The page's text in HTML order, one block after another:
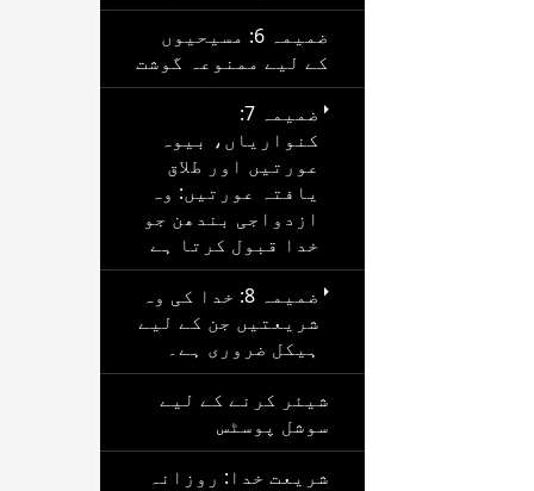
ضمیمہ 6: مسیحیوں
کے لیے ممنوعہ گوشت
ضمیمہ 7:
کنواریاں، بیوہ
عورتیں اور طلاق
یافتہ عورتیں: وہ
ازدواجی بندھن جو
خدا قبول کرتا ہے
ضمیمہ 8: خدا کی وہ
شریعتیں جن کے لیے
ہیکل ضروری ہے۔
شیئر کرنے کے لیے
سوشل پوسٹس
شریعت خدا: روزانہ